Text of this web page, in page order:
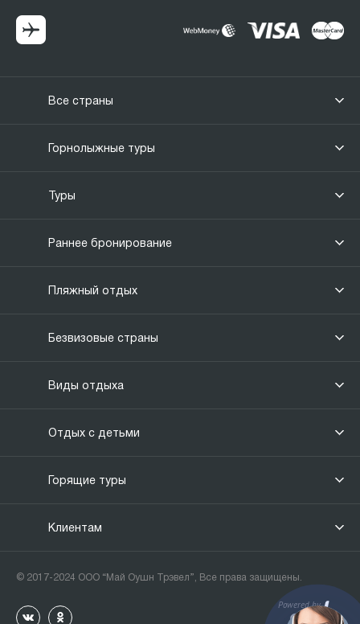
Все страны
Горнолыжные туры
Туры
Раннее бронирование
Пляжный отдых
Безвизовые страны
Виды отдыха
Отдых с детьми
Горящие туры
Клиентам
© 2017-2024 ООО “Май Оушн Трэвел”, Все права защищены.